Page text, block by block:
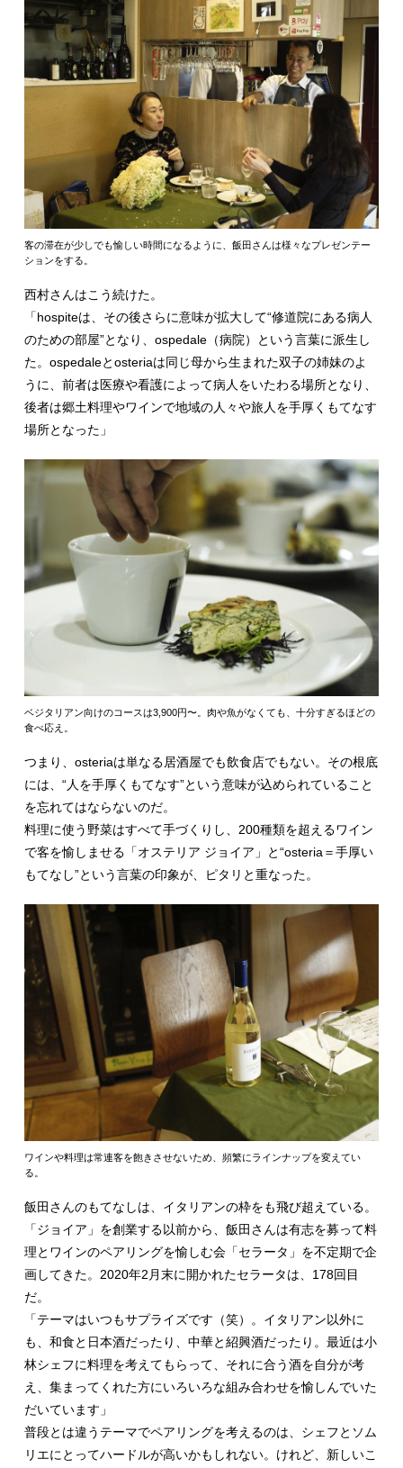
客の滞在が少しでも愉しい時間になるように、飯田さんは様々なプレゼンテー
ションをする。
西村さんはこう続けた。
「hospiteは、その後さらに意味が拡大して“修道院にある病人
のための部屋”となり、ospedale（病院）という言葉に派生し
た。ospedaleとosteriaは同じ母から生まれた双子の姉妹のよ
うに、前者は医療や看護によって病人をいたわる場所となり、
後者は郷土料理やワインで地域の人々や旅人を手厚くもてなす
場所となった」
ベジタリアン向けのコースは3,900円〜。肉や魚がなくても、十分すぎるほどの
食べ応え。
つまり、osteriaは単なる居酒屋でも飲食店でもない。その根底
には、“人を手厚くもてなす”という意味が込められていること
を忘れてはならないのだ。
料理に使う野菜はすべて手づくりし、200種類を超えるワイン
で客を愉しませる「オステリア ジョイア」と“osteria＝手厚い
もてなし”という言葉の印象が、ピタリと重なった。
ワインや料理は常連客を飽きさせないため、頻繁にラインナップを変えてい
る。
飯田さんのもてなしは、イタリアンの枠をも飛び超えている。
「ジョイア」を創業する以前から、飯田さんは有志を募って料
理とワインのペアリングを愉しむ会「セラータ」を不定期で企
画してきた。2020年2月末に開かれたセラータは、178回目
だ。
「テーマはいつもサプライズです（笑）。イタリアン以外に
も、和食と日本酒だったり、中華と紹興酒だったり。最近は小
林シェフに料理を考えてもらって、それに合う酒を自分が考
え、集まってくれた方にいろいろな組み合わせを愉しんでいた
だいています」
普段とは違うテーマでペアリングを考えるのは、シェフとソム
リエにとってハードルが高いかもしれない。けれど、新しいこ